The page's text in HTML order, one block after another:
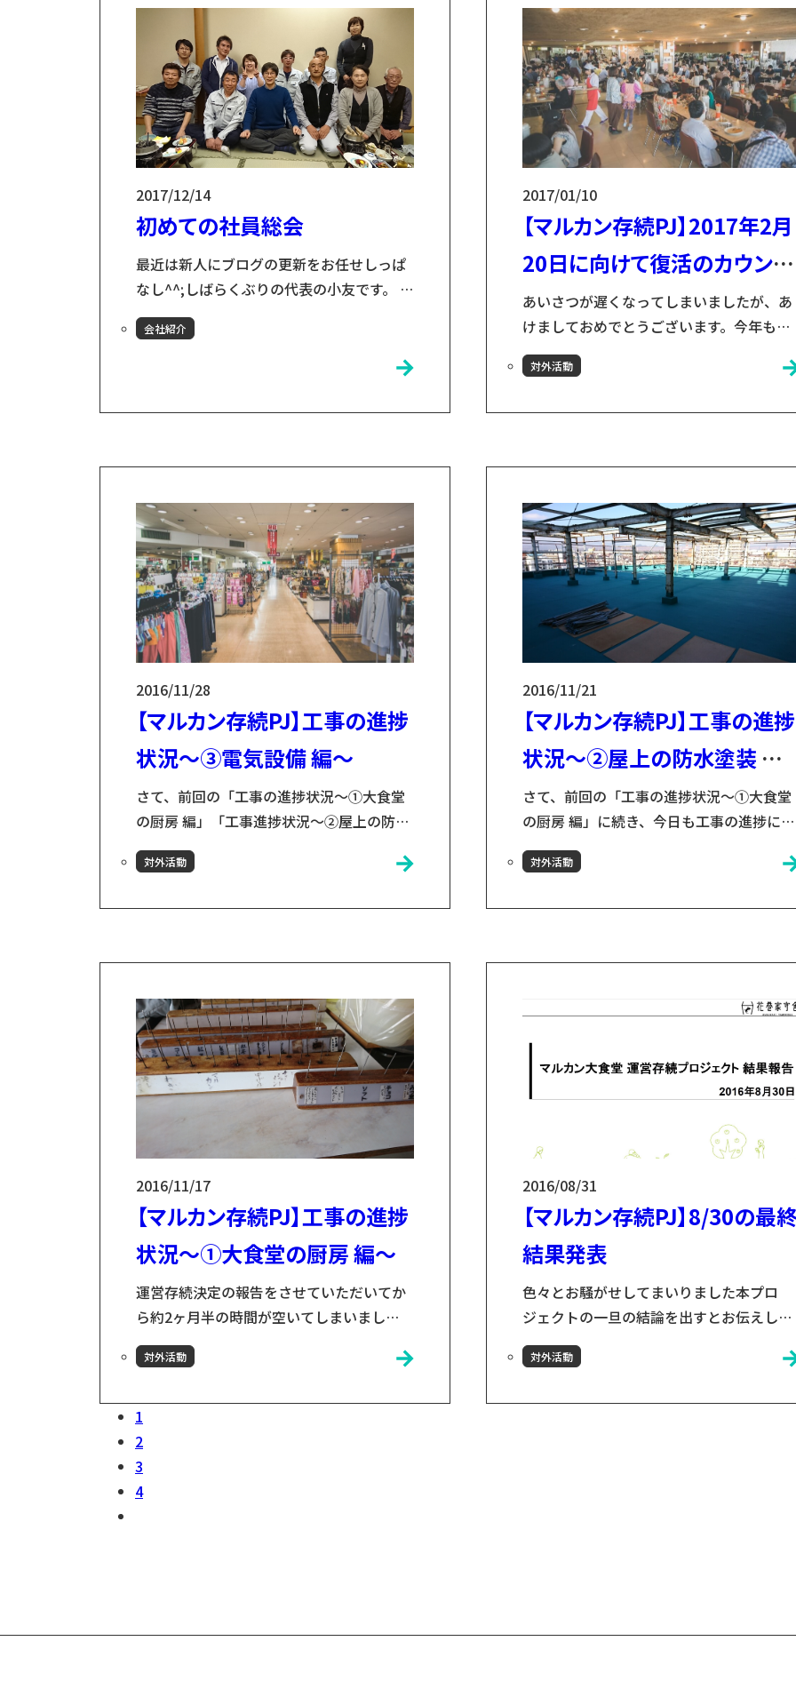
のが「木村設計A・T、ひとしずくの代表の
木村直樹社長との共鳴」です。元々...
す！！ 花巻おもちゃ美術館のWebサイト
こちらから 花巻おもちゃ美術館を運営して
いく構想を考...
2017/12/14
初めての社員総会
最近は新人にブログの更新をお任せしっぱ
なし^^;しばらくぶりの代表の小友です。 当
社は珍しい11月決算、そして12月12日
（火）は「山の神の日」（その日は山に
入ってはダメというのが当社の地域の風習
から初めての社員総会（＆忘年会）を12月
表就任時）には従業員5名（その内70歳代
会社紹介
2017/01/10
【マルカン存続PJ】2017年2月
20日に向けて復活のカウント
ダウン！
あいさつが遅くなってしまいましたが、あ
けましておめでとうございます。今年も何
卒よろしくお願い致します！！ さて、
年年末に「マルカン大食堂の復活日が2017
店の建物は、引き続き株式会社マルカン様
の所有ですので、あの建物のことを「マル
カン...
対外活動
2016/11/28
【マルカン存続PJ】工事の進捗
状況～③電気設備 編～
さて、前回の「工事の進捗状況～①大食堂
の厨房 編」「工事進捗状況～②屋上の防水
塗装」に続き、今日も工事の進捗について
一部お伝えします。 今回の工事範囲として
③電気設備 こちらは、2016年3月に㈱マル
カンの佐々木一社長にお会いし「我々が経
営主体となってマルカン大食堂の存続をす
る...
対外活動
2016/11/21
【マルカン存続PJ】工事の進捗
状況～②屋上の防水塗装 編
～
さて、前回の「工事の進捗状況～①大食堂
の厨房 編」に続き、今日も工事の進捗につ
いて一部お伝えします。 今回の工事範囲と
しては大きく分類すると ①大食堂の厨房②
引き継ぐために全員と個別面談を行ってい
した。 聞けば「フライヤー（エビフライと
か揚...
対外活動
2016/11/17
【マルカン存続PJ】工事の進捗
状況～①大食堂の厨房 編～
運営存続決定の報告をさせていただいてか
ら約2ヶ月半の時間が空いてしまいまし
た。。。 「何の音沙汰も無いが、ちゃんと
運営再開に向けて動いているのか？」とご
ご安心下さい！順調に進めております！！
色々な分野（例：工事、人材、資金）での
進捗があるのですが、今日は工事の進捗に
ついて一部お伝えします。 9月中旬から工
対外活動
2016/08/31
【マルカン存続PJ】8/30の最
結果発表
色々とお騒がせしてまいりました本プロ
ジェクトの一旦の結論を出すとお伝えした
８月末がやってまいりました。今まで検討
してきた結果をお伝えします。 結論は「復
対外活動
1
2
3
4